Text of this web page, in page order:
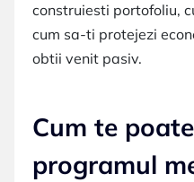
construiesti portofoliu,
cum sa-ti protejezi
obtii venit pasiv.
Cum te
programul